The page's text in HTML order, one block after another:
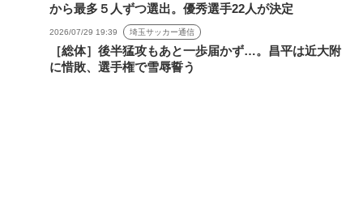
から最多５人ずつ選出。優秀選手22人が決定
2026/07/29 19:39 埼玉サッカー通信
［総体］後半猛攻もあと一歩届かず…。昌平は近大附
に惜敗、選手権で雪辱誓う